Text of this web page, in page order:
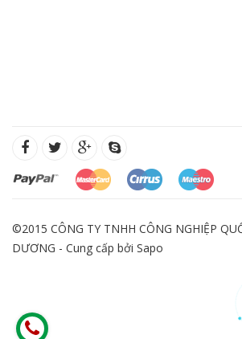
©2015 CÔNG TY TNHH CÔNG NGHIỆP
DƯƠNG - Cung cấp bởi Sapo